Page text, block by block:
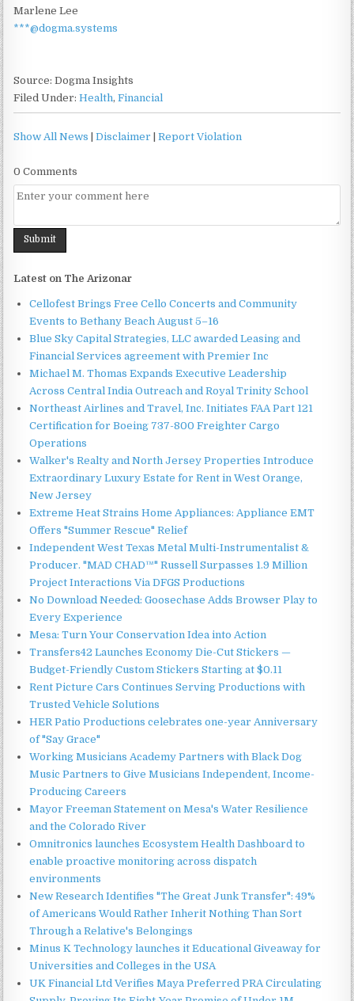
Marlene Lee
***@dogma.systems
Source: Dogma Insights
Filed Under:Health,Financial
Show All News |Disclaimer |Report Violation
0 Comments
Latest on The Arizonar
Cellofest Brings Free Cello Concerts and Community
Events to Bethany Beach August 5–16
Blue Sky Capital Strategies, LLC awarded Leasing and
Financial Services agreement with Premier Inc
Michael M. Thomas Expands Executive Leadership
Across Central India Outreach and Royal Trinity School
Northeast Airlines and Travel, Inc. Initiates FAA Part 121
Certification for Boeing 737-800 Freighter Cargo
Operations
Walker's Realty and North Jersey Properties Introduce
Extraordinary Luxury Estate for Rent in West Orange,
New Jersey
Extreme Heat Strains Home Appliances: Appliance EMT
Offers "Summer Rescue" Relief
Independent West Texas Metal Multi-Instrumentalist &
Producer. "MAD CHAD™" Russell Surpasses 1.9 Million
Project Interactions Via DFGS Productions
No Download Needed: Goosechase Adds Browser Play to
Every Experience
Mesa: Turn Your Conservation Idea into Action
Transfers42 Launches Economy Die-Cut Stickers —
Budget-Friendly Custom Stickers Starting at $0.11
Rent Picture Cars Continues Serving Productions with
Trusted Vehicle Solutions
HER Patio Productions celebrates one-year Anniversary
of "Say Grace"
Working Musicians Academy Partners with Black Dog
Music Partners to Give Musicians Independent, Income-
Producing Careers
Mayor Freeman Statement on Mesa's Water Resilience
and the Colorado River
Omnitronics launches Ecosystem Health Dashboard to
enable proactive monitoring across dispatch
environments
New Research Identifies "The Great Junk Transfer": 49%
of Americans Would Rather Inherit Nothing Than Sort
Through a Relative's Belongings
Minus K Technology launches it Educational Giveaway for
Universities and Colleges in the USA
UK Financial Ltd Verifies Maya Preferred PRA Circulating